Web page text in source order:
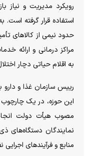
رویکرد مدیریت و نیاز
استفاده قرار گرفته
حدود نیمی از کالا‌های
مراکز درمانی و ارائه
به اقلام حیاتی دچار
رییس سازمان غذا و دارو
این حوزه، در یک
مصوب هیأت دولت
نمایندگان دستگاه‌های
منابع و فرآیند‌های